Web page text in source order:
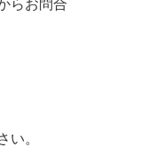
らお問合
い。